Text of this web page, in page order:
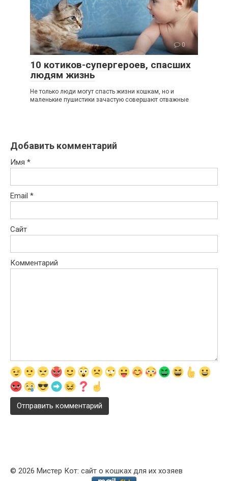
0
10 котиков-супергероев, спасших
людям жизнь
Не только люди могут спасть жизни кошкам, но и
маленькие пушистики зачастую совершают отважные
Добавить комментарий
Имя *
Email *
Сайт
Комментарий
© 2026 Мистер Кот: сайт о кошках для их хозяев